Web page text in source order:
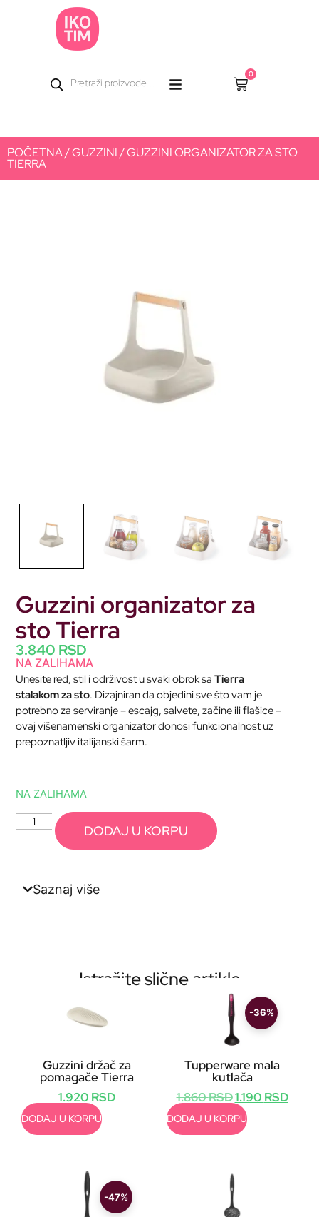
0
POČETNA/GUZZINI/ GUZZINI ORGANIZATOR ZA STO
TIERRA
Guzzini organizator za
sto Tierra
3.840 RSD
NA ZALIHAMA
Unesite red, stil i održivost u svaki obrok saTierra
stalakom za sto. Dizajniran da objedini sve što vam je
potrebno za serviranje – escajg, salvete, začine ili flašice –
ovaj višenamenski organizator donosi funkcionalnost uz
prepoznatljiv italijanski šarm.
NA ZALIHAMA
DODAJ U KORPU
Saznaj više
Istražite slične artikle
Guzzini držač za
pomagače Tierra
1.920 RSD
DODAJ U KORPU
-36%
Tupperware mala
kutlača
1.860RSD1.190 RSD
DODAJ U KORPU
-47%